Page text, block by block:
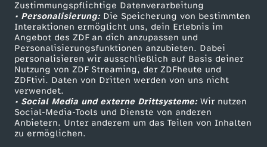
Zustimmungspflichtige Datenverarbeitung
• Personalisierung:Die Speicherung von bestimmten
Interaktionen ermöglicht uns, dein Erlebnis im
Angebot des ZDF an dich anzupassen und
Personalisierungsfunktionen anzubieten. Dabei
personalisieren wir ausschließlich auf Basis deiner
Nutzung von ZDF Streaming, der ZDFheute und
ZDFtivi. Daten von Dritten werden von uns nicht
verwendet.
• Social Media und externe Drittsysteme:Wir nutzen
Social-Media-Tools und Dienste von anderen
Anbietern. Unter anderem um das Teilen von Inhalten
zu ermöglichen.
Livestreams
Sendungen A-Z
TV-Programm
Zuschauerservice
Hilfe
ZDF Unternehmen
Karriere